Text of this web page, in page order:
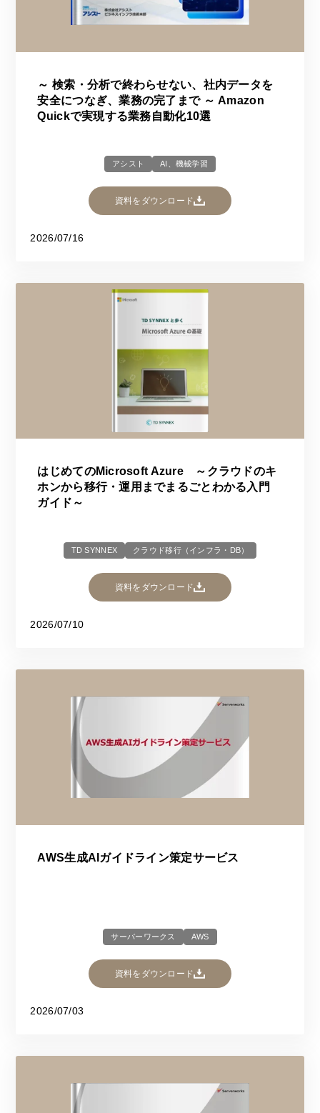
～ 検索・分析で終わらせない、社内データを
安全につなぎ、業務の完了まで ～ Amazon
Quickで実現する業務自動化10選
アシスト AI、機械学習
資料をダウンロード
2026/07/16
はじめてのMicrosoft Azure ～クラウドのキ
ホンから移行・運用までまるごとわかる入門
ガイド～
TD SYNNEX クラウド移行（インフラ・DB）
資料をダウンロード
2026/07/10
AWS生成AIガイドライン策定サービス
サーバーワークス AWS
資料をダウンロード
2026/07/03